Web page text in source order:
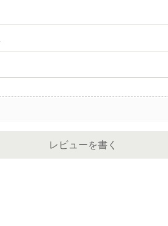
レビューを書く